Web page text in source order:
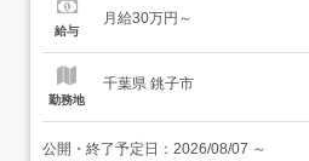
休2日制年間休日120日<休暇制
給与
月給30万円～
勤務地
千葉県 銚子市
公開・終了予定日： 2026/08/07 ～